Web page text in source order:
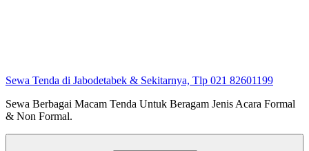
Sewa Tenda di Jabodetabek & Sekitarnya, Tlp 021 82601199
Sewa Berbagai Macam Tenda Untuk Beragam Jenis Acara Formal
& Non Formal.